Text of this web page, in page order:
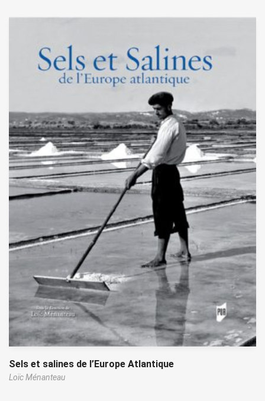
Sels et salines de l’Europe Atlantique
Loïc Ménanteau